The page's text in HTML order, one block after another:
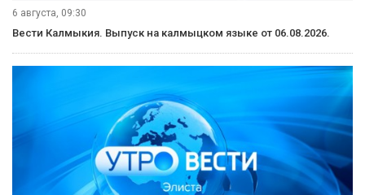
6 августа, 09:30
Вести Калмыкия. Выпуск на калмыцком языке от 06.08.2026.